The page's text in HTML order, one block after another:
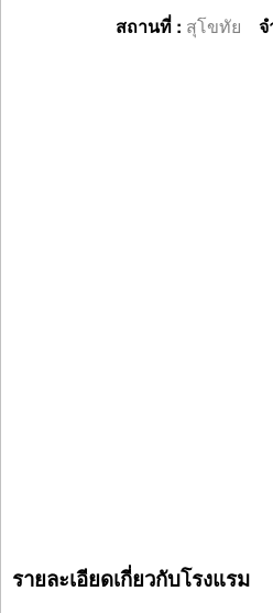
สถานที่ : สุโขทัย
รายละเอียดเกี่ยวกับโรงแรม